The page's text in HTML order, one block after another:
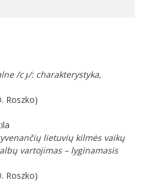
/c ɟ/: charakterystyka,
Roszko)
lietuvių kilmės vaikų
vartojimas – lyginamasis
Roszko)